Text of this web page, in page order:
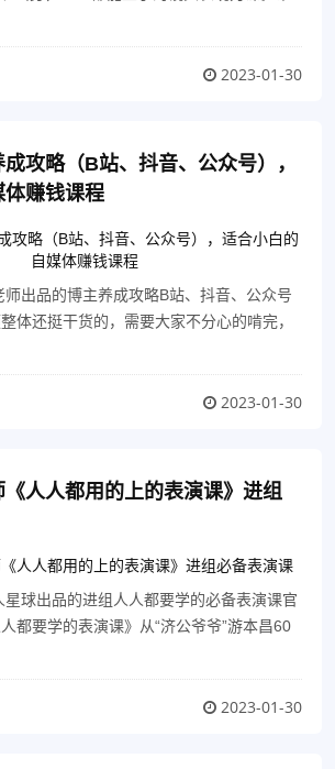
2023-01-30
攻略（B站、抖音、公众号），
赚钱课程
出品的博主养成攻略B站、抖音、公众号
体还挺干货的，需要大家不分心的啃完，
2023-01-30
人人都用的上的表演课》进组
球出品的进组人人都要学的必备表演课官
都要学的表演课》从“济公爷爷”游本昌60
2023-01-30